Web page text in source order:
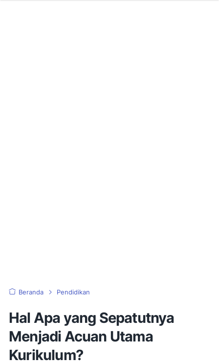
Beranda Pendidikan
Hal Apa yang Sepatutnya
Menjadi Acuan Utama
Kurikulum?